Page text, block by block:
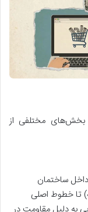
بخش‌های مختلفی از
داخل ساختمان
تا خطوط اصلی